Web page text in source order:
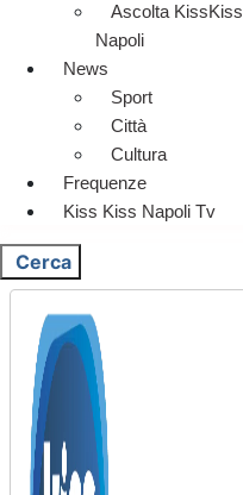
Ascolta KissKiss
Napoli
News
Sport
Città
Cultura
Frequenze
Kiss Kiss Napoli Tv
Cerca